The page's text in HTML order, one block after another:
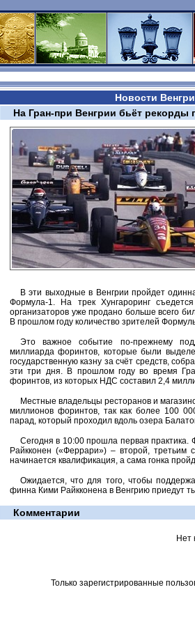
Новости
На Гран-при Венгрии бьёт рекорды
В эти выходные в Венгрии пройдет
Формула-1. На трек Хунгароринг
организаторов уже продано больше всего
В прошлом году количество зрителей
Это важное событие по-прежнему
миллиарда форинтов, которые были
государственную казну за счёт средств,
эти три дня. В прошлом году во время
форинтов, из которых НДС составил 2,4
Местные владельцы ресторанов и
миллионов форинтов, так как более 100
парад, который проходил вдоль озера
Сегодня в 10:00 прошла первая
Райкконен («Феррари») – второй, третьим
начинается квалификация, а сама гонка
Ожидается, что для того, чтобы
финна Кими Райкконена в Венгрию приедут
Комментарии
Нет
Только зарегистрированные